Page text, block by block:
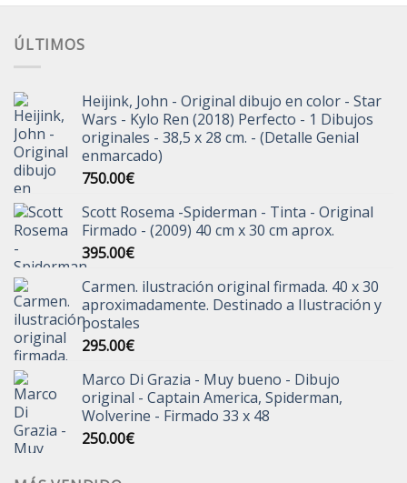
250.00€.220.00€.
ÚLTIMOS
Heijink, John - Original dibujo en color - Star
Wars - Kylo Ren (2018) Perfecto - 1 Dibujos
originales - 38,5 x 28 cm. - (Detalle Genial
enmarcado)
750.00€
Scott Rosema -Spiderman - Tinta - Original
Firmado - (2009) 40 cm x 30 cm aprox.
395.00€
Carmen. ilustración original firmada. 40 x 30
aproximadamente. Destinado a Ilustración y
postales
295.00€
Marco Di Grazia - Muy bueno - Dibujo
original - Captain America, Spiderman,
Wolverine - Firmado 33 x 48
250.00€